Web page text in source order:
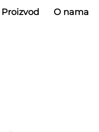
Proizvod O nama